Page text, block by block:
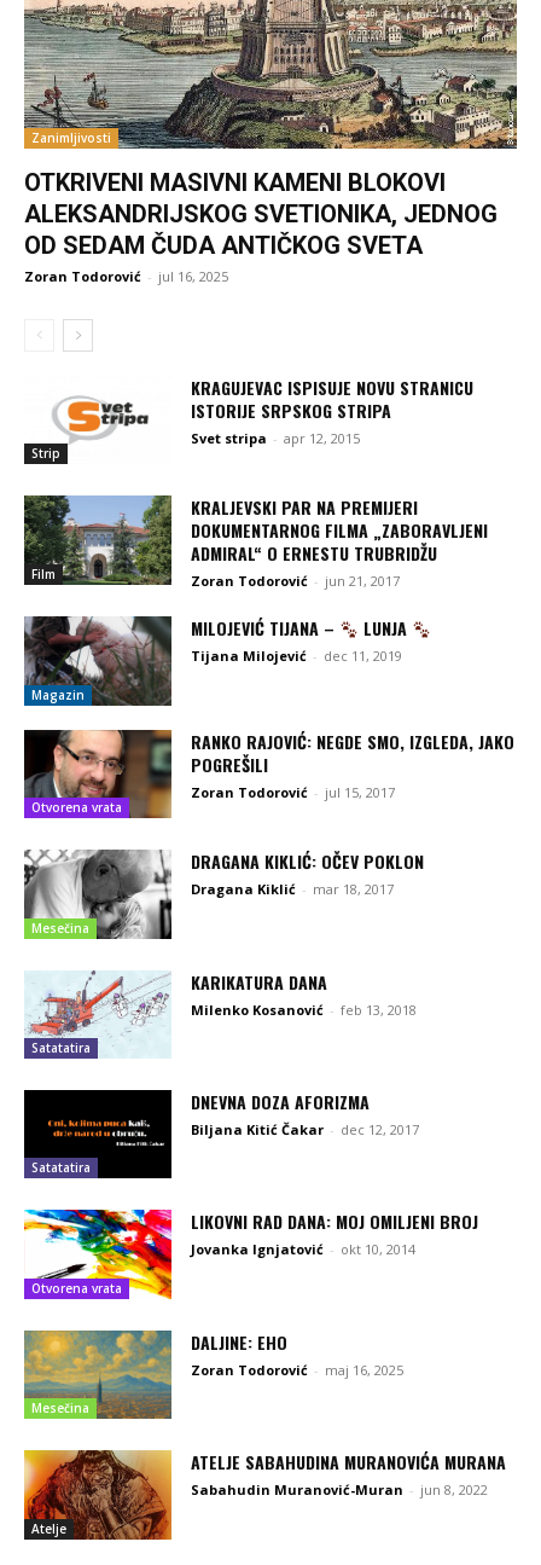
Zanimljivosti
OTKRIVENI MASIVNI KAMENI BLOKOVI
ALEKSANDRIJSKOG SVETIONIKA, JEDNOG
OD SEDAM ČUDA ANTIČKOG SVETA
Zoran Todorović - jul 16, 2025
Strip
KRAGUJEVAC ISPISUJE NOVU STRANICU
ISTORIJE SRPSKOG STRIPA
Svet stripa - apr 12, 2015
Film
KRALJEVSKI PAR NA PREMIJERI
DOKUMENTARNOG FILMA „ZABORAVLJENI
ADMIRAL“ O ERNESTU TRUBRIDŽU
Zoran Todorović - jun 21, 2017
Magazin
MILOJEVIĆ TIJANA – LUNJA
Tijana Milojević - dec 11, 2019
Otvorena vrata
RANKO RAJOVIĆ: NEGDE SMO, IZGLEDA, JAKO
POGREŠILI
Zoran Todorović - jul 15, 2017
Mesečina
DRAGANA KIKLIĆ: OČEV POKLON
Dragana Kiklić - mar 18, 2017
Satatatira
KARIKATURA DANA
Milenko Kosanović - feb 13, 2018
Satatatira
DNEVNA DOZA AFORIZMA
Biljana Kitić Čakar - dec 12, 2017
Otvorena vrata
LIKOVNI RAD DANA: MOJ OMILJENI BROJ
Jovanka Ignjatović - okt 10, 2014
Mesečina
DALJINE: EHO
Zoran Todorović - maj 16, 2025
Atelje
ATELJE SABAHUDINA MURANOVIĆA MURANA
Sabahudin Muranović-Muran - jun 8, 2022